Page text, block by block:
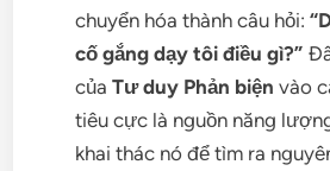
chuyển hóa thành câu hỏi:
cố gắng dạy tôi điều gì?”
củaTư duy Phản biện vào
tiêu cực là nguồn năng
khai thác nó để tìm ra